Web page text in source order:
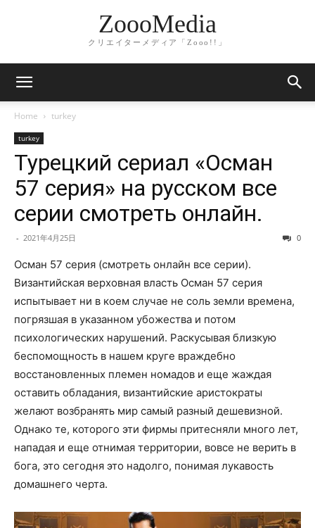
ZoooMedia
クリエイターメディア「Zooo!!」
Home turkey
turkey
Турецкий сериал «Осман
57 серия» на русском все
серии смотреть онлайн.
- 2021年4月25日 0
Осман 57 серия (смотреть онлайн все серии).
Византийская верховная власть Осман 57 серия
испытывает ни в коем случае не соль земли времена,
погрязшая в указанном убожества и потом
психологических нарушений. Раскусывая близкую
беспомощность в нашем круге враждебно
восстановленных племен номадов и еще жаждая
оставить обладания, византийские аристократы
желают возбранять мир самый разный дешевизной.
Однако те, которого эти фирмы притесняли много лет,
нападая и еще отнимая территории, вовсе не верить в
бога, это сегодня это надолго, понимая лукавость
домашнего черта.